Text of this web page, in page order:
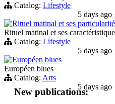
Catalog: Lifestyle
5 days ago
Rituel matinal et ses
Rituel matinal et ses
Catalog: Lifestyle
5 days ago
Européen blues
Européen blues
Catalog: Arts
5 days ago
New publications: